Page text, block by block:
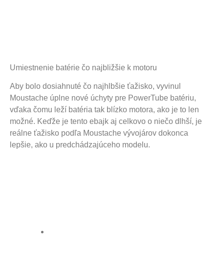
Umiestnenie batérie čo najbližšie k motoru
Aby bolo dosiahnuté čo najhlbšie ťažisko, vyvinul
Moustache úplne nové úchyty pre PowerTube batériu,
vďaka čomu leží batéria tak blízko motora, ako je to len
možné. Keďže je tento ebajk aj celkovo o niečo dlhší, je
reálne ťažisko podľa Moustache vývojárov dokonca
lepšie, ako u predchádzajúceho modelu.